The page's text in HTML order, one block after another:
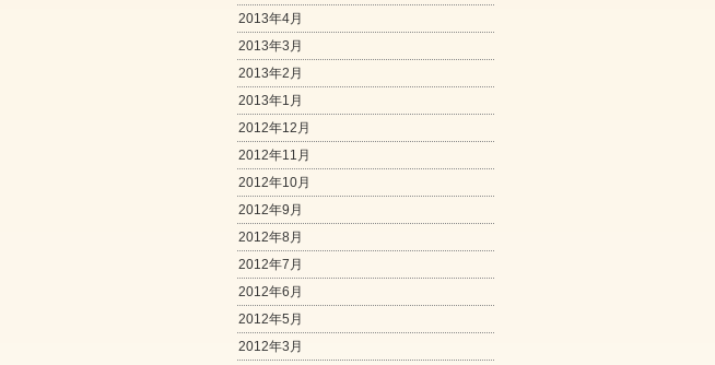
2013年4月
2013年3月
2013年2月
2013年1月
2012年12月
2012年11月
2012年10月
2012年9月
2012年8月
2012年7月
2012年6月
2012年5月
2012年3月